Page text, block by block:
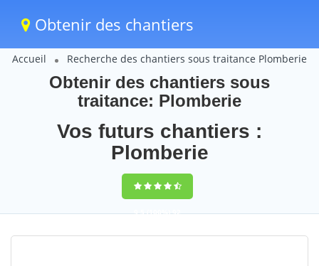
Obtenir des chantiers
Accueil Recherche des chantiers sous traitance Plomberie
Obtenir des chantiers sous
traitance: Plomberie
Vos futurs chantiers :
Plomberie
9,5(100%)92
votes